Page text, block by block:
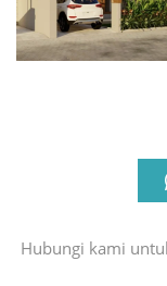
Hubungi kami